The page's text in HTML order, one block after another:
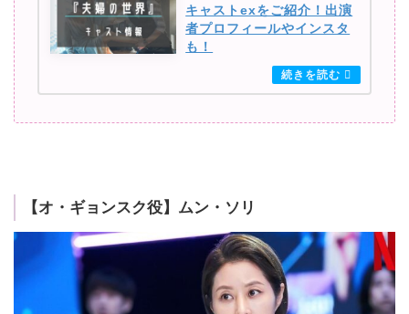
キャストexをご紹介！出演
者プロフィールやインスタ
も！
【オ・ギョンスク役】ムン・ソリ